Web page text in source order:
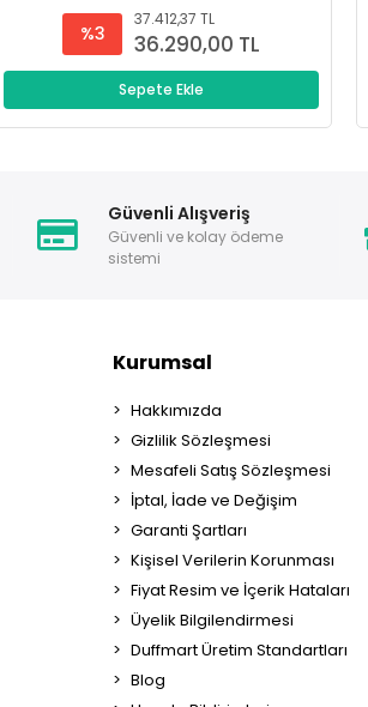
%3
37.412,37 TL
36.290,00 TL
Sepete Ekle
Güvenli Alışveriş
Güvenli ve kolay ödeme
sistemi
Kurumsal
Hakkımızda
Gizlilik Sözleşmesi
Mesafeli Satış Sözleşmesi
İptal, İade ve Değişim
Garanti Şartları
Kişisel Verilerin Korunması
Fiyat Resim ve İçerik Hataları
Üyelik Bilgilendirmesi
Duffmart Üretim Standartları
Blog